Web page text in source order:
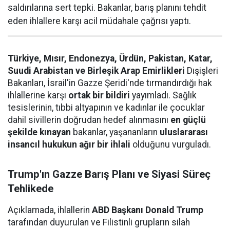
saldırılarına sert tepki. Bakanlar, barış planını tehdit
eden ihlallere karşı acil müdahale çağrısı yaptı.
Türkiye, Mısır, Endonezya, Ürdün, Pakistan, Katar,
Suudi Arabistan ve Birleşik Arap Emirlikleri Dışişleri
Bakanları, İsrail'in Gazze Şeridi'nde tırmandırdığı hak
ihlallerine karşı ortak bir bildiri yayımladı. Sağlık
tesislerinin, tıbbi altyapının ve kadınlar ile çocuklar
dahil sivillerin doğrudan hedef alınmasını en güçlü
şekilde kınayan bakanlar, yaşananların uluslararası
insancıl hukukun ağır bir ihlali olduğunu vurguladı.
Trump'ın Gazze Barış Planı ve Siyasi Süreç
Tehlikede
Açıklamada, ihlallerin ABD Başkanı Donald Trump
tarafından duyurulan ve Filistinli grupların silah